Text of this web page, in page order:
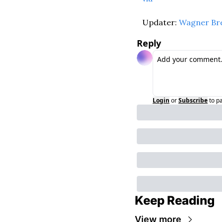
Updater: Wagner
Reply
Login orSubscribeto
Keep Reading
View more